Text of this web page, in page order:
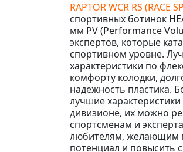
RAPTOR WCR RS (RACE
спортивных ботинок
мм PV (Performance
экспертов, которые
спортивном уровне.
характеристики по
комфорту колодки,
надежность пластика.
лучшие
дивизионе, их можно
спортсменам и
любителям, желающим
потенциал и повысить